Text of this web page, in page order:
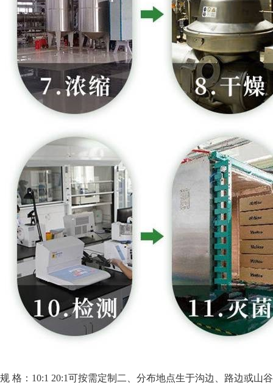
规 格：10:1 20:1可按需定制 二、分布地点生于沟边、路边或山谷